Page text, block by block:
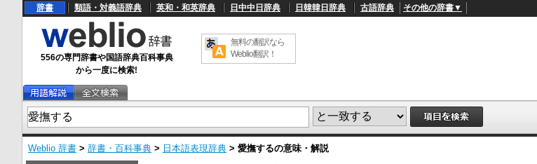
辞書 類語・対義語辞典 英和・和英辞典 日中中日辞典 日韓韓日辞典 古語辞典 その他の辞書▼
556の専門辞書や国語辞典百科事典
から一度に検索!
無料の翻訳なら
Weblio翻訳！
Weblio 辞書 > 辞書・百科事典 > 日本語表現辞典 > 愛撫するの意味・解説